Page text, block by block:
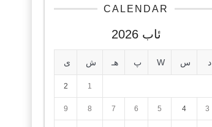
CALENDAR
ئاب 2026
د س W پ هـ ش ی
1
2
3
4
5
6
7
8
9